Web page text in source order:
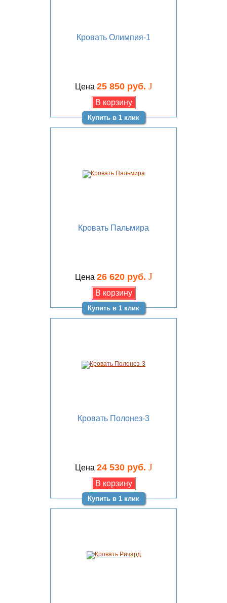
Кровать Олимпия-1
Цена 25 850 руб. J
Купить в 1 клик
Кровать Пальмира
Цена 26 620 руб. J
Купить в 1 клик
Кровать Полонез-3
Цена 24 530 руб. J
Купить в 1 клик